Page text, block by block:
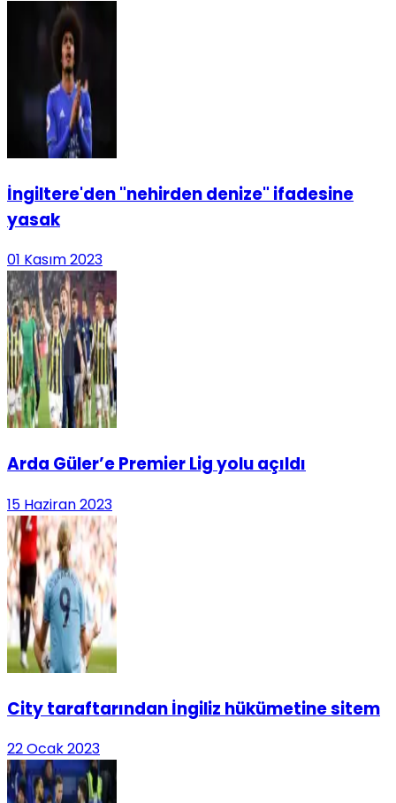
İngiltere'den "nehirden denize" ifadesine
yasak
01 Kasım 2023
Arda Güler’e Premier Lig yolu açıldı
15 Haziran 2023
City taraftarından İngiliz hükümetine sitem
22 Ocak 2023